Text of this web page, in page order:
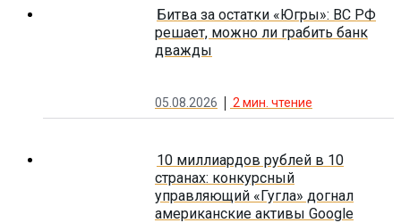
Битва за остатки «Югры»: ВС РФ
решает, можно ли грабить банк
дважды
05.08.2026 2 мин. чтение
10 миллиардов рублей в 10
странах: конкурсный
управляющий «Гугла» догнал
американские активы Google